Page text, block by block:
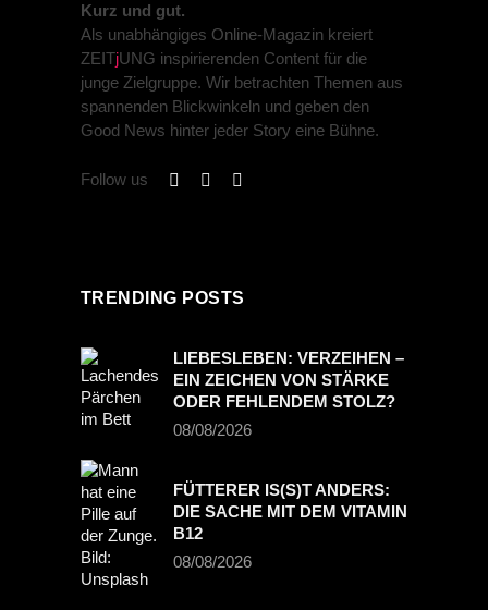
Kurz und gut.
Als unabhängiges Online-Magazin kreiert
ZEITjUNG inspirierenden Content für die
junge Zielgruppe. Wir betrachten Themen aus
spannenden Blickwinkeln und geben den
Good News hinter jeder Story eine Bühne.
Follow us
TRENDING POSTS
LIEBESLEBEN: VERZEIHEN –
EIN ZEICHEN VON STÄRKE
ODER FEHLENDEM STOLZ?
08/08/2026
FÜTTERER IS(S)T ANDERS:
DIE SACHE MIT DEM VITAMIN
B12
08/08/2026